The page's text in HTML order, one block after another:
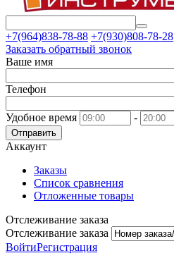
+7(964)838-78-88 +7(930)808-78-28
Заказать обратный звонок
Ваше имя
Телефон
Удобное время -
Отправить
Аккаунт
Заказы
Список сравнения
Отложенные товары
Отслеживание заказа
Отслеживание заказа
ВойтиРегистрация